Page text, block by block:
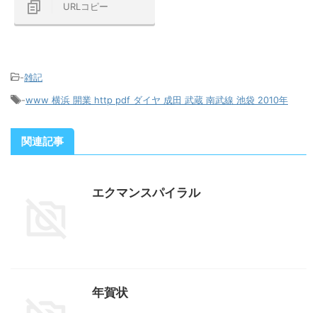
URLコピー
-雑記
-www 横浜 開業 http pdf ダイヤ 成田 武蔵 南武線 池袋 2010年
関連記事
エクマンスパイラル
年賀状